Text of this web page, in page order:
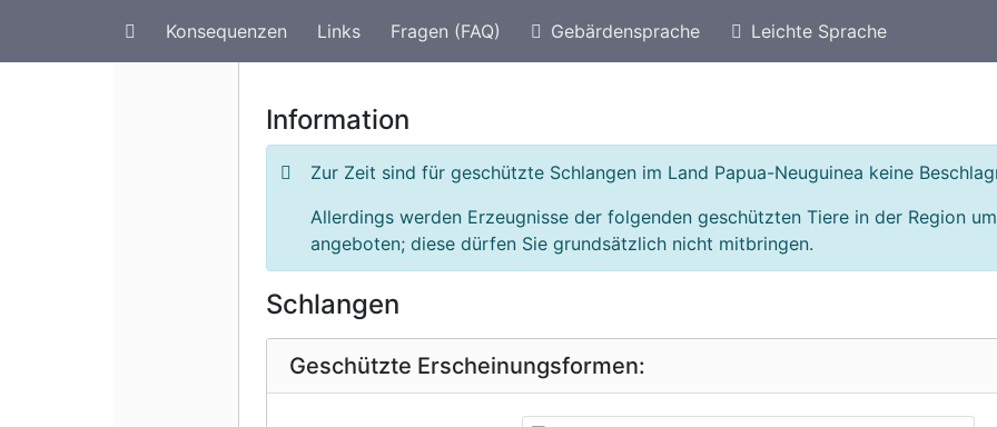
Konsequenzen Links Fragen (FAQ) Gebärdensprache Leichte Sprache
Information
Zur Zeit sind für geschützte Schlangen im Land Papua-Neuguinea keine
Allerdings werden Erzeugnisse der folgenden geschützten Tiere in der Region
angeboten; diese dürfen Sie grundsätzlich nicht mitbringen.
Schlangen
Geschützte Erscheinungsformen: